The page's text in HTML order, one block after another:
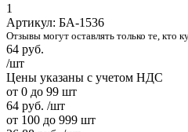
1
Артикул: БА-1536
Отзывы могут оставлять только те, кто
64 руб.
/шт
Цены указаны с учетом НДС
от 0 до 99 шт
64 руб. /шт
от 100 до 999 шт